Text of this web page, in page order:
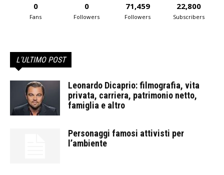
0
Fans
0
Followers
71,459
Followers
22,800
Subscribers
L'ULTIMO POST
Leonardo Dicaprio: filmografia, vita
privata, carriera, patrimonio netto,
famiglia e altro
Personaggi famosi attivisti per
l’ambiente